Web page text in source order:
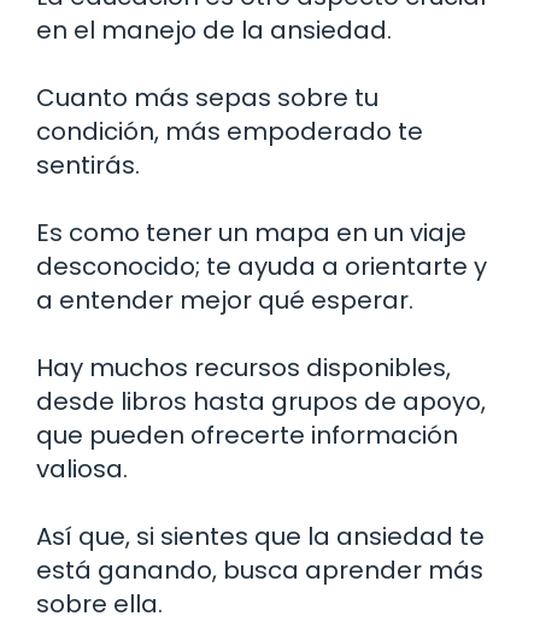
en el manejo de la ansiedad.
Cuanto más sepas sobre tu
condición, más empoderado te
sentirás.
Es como tener un mapa en un viaje
desconocido; te ayuda a orientarte y
a entender mejor qué esperar.
Hay muchos recursos disponibles,
desde libros hasta grupos de apoyo,
que pueden ofrecerte información
valiosa.
Así que, si sientes que la ansiedad te
está ganando, busca aprender más
sobre ella.